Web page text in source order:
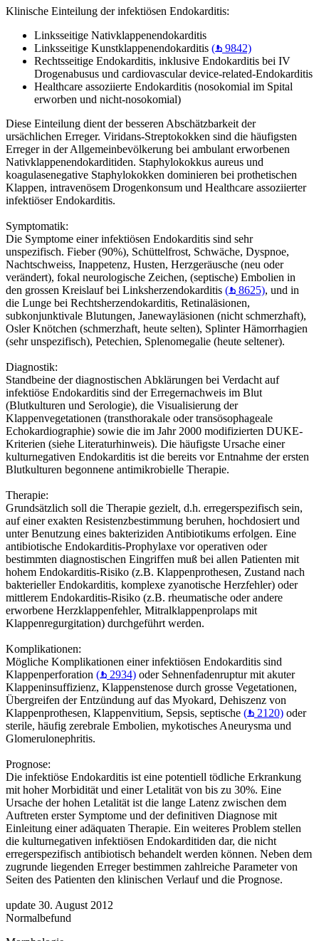
Klinische Einteilung der infektiösen Endokarditis:
Linksseitige Nativklappenendokarditis
Linksseitige Kunstklappenendokarditis (
9842)
Rechtsseitige Endokarditis, inklusive Endokarditis bei IV
Drogenabusus und cardiovascular device-related-Endokarditis
Healthcare assoziierte Endokarditis (nosokomial im Spital
erworben und nicht-nosokomial)
Diese Einteilung dient der besseren Abschätzbarkeit der
ursächlichen Erreger. Viridans-Streptokokken sind die häufigsten
Erreger in der Allgemeinbevölkerung bei ambulant erworbenen
Nativklappenendokarditiden. Staphylokokkus aureus und
koagulasenegative Staphylokokken dominieren bei prothetischen
Klappen, intravenösem Drogenkonsum und Healthcare assoziierter
infektiöser Endokarditis.
Symptomatik:
Die Symptome einer infektiösen Endokarditis sind sehr
unspezifisch. Fieber (90%), Schüttelfrost, Schwäche, Dyspnoe,
Nachtschweiss, Inappetenz, Husten, Herzgeräusche (neu oder
verändert), fokal neurologische Zeichen, (septische) Embolien in
den grossen Kreislauf bei Linksherzendokarditis ( 8625), und in
die Lunge bei Rechtsherzendokarditis, Retinaläsionen,
subkonjunktivale Blutungen, Janewayläsionen (nicht schmerzhaft),
Osler Knötchen (schmerzhaft, heute selten), Splinter Hämorrhagien
(sehr unspezifisch), Petechien, Splenomegalie (heute seltener).
Diagnostik:
Standbeine der diagnostischen Abklärungen bei Verdacht auf
infektiöse Endokarditis sind der Erregernachweis im Blut
(Blutkulturen und Serologie), die Visualisierung der
Klappenvegetationen (transthorakale oder transösophageale
Echokardiographie) sowie die im Jahr 2000 modifizierten DUKE-
Kriterien (siehe Literaturhinweis). Die häufigste Ursache einer
kulturnegativen Endokarditis ist die bereits vor Entnahme der ersten
Blutkulturen begonnene antimikrobielle Therapie.
Therapie:
Grundsätzlich soll die Therapie gezielt, d.h. erregerspezifisch sein,
auf einer exakten Resistenzbestimmung beruhen, hochdosiert und
unter Benutzung eines bakteriziden Antibiotikums erfolgen. Eine
antibiotische Endokarditis-Prophylaxe vor operativen oder
bestimmten diagnostischen Eingriffen muß bei allen Patienten mit
hohem Endokarditis-Risiko (z.B. Klappenprothesen, Zustand nach
bakterieller Endokarditis, komplexe zyanotische Herzfehler) oder
mittlerem Endokarditis-Risiko (z.B. rheumatische oder andere
erworbene Herzklappenfehler, Mitralklappenprolaps mit
Klappenregurgitation) durchgeführt werden.
Komplikationen:
Mögliche Komplikationen einer infektiösen Endokarditis sind
Klappenperforation ( 2934) oder Sehnenfadenruptur mit akuter
Klappeninsuffizienz, Klappenstenose durch grosse Vegetationen,
Übergreifen der Entzündung auf das Myokard, Dehiszenz von
Klappenprothesen, Klappenvitium, Sepsis, septische ( 2120) oder
sterile, häufig zerebrale Embolien, mykotisches Aneurysma und
Glomerulonephritis.
Prognose:
Die infektiöse Endokarditis ist eine potentiell tödliche Erkrankung
mit hoher Morbidität und einer Letalität von bis zu 30%. Eine
Ursache der hohen Letalität ist die lange Latenz zwischen dem
Auftreten erster Symptome und der definitiven Diagnose mit
Einleitung einer adäquaten Therapie. Ein weiteres Problem stellen
die kulturnegativen infektiösen Endokarditiden dar, die nicht
erregerspezifisch antibiotisch behandelt werden können. Neben dem
zugrunde liegenden Erreger bestimmen zahlreiche Parameter von
Seiten des Patienten den klinischen Verlauf und die Prognose.
update 30. August 2012
Normalbefund